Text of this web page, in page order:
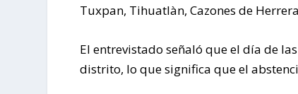
Tuxpan, Tihuatlàn, Cazones de
El entrevistado señaló que el día de
distrito, lo que significa que el